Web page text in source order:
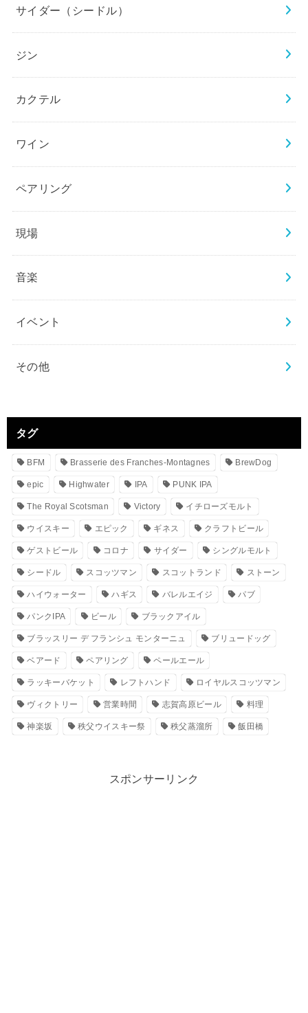
サイダー（シードル）
ジン
カクテル
ワイン
ペアリング
現場
音楽
イベント
その他
タグ
BFM Brasserie des Franches-Montagnes BrewDog
epic Highwater IPA PUNK IPA
The Royal Scotsman Victory イチローズモルト
ウイスキー エピック ギネス クラフトビール
ゲストビール コロナ サイダー シングルモルト
シードル スコッツマン スコットランド ストーン
ハイウォーター ハギス バレルエイジ パブ
パンクIPA ビール ブラックアイル
ブラッスリー デ フランシュ モンターニュ ブリュードッグ
ベアード ペアリング ペールエール
ラッキーバケット レフトハンド ロイヤルスコッツマン
ヴィクトリー 営業時間 志賀高原ビール 料理
神楽坂 秩父ウイスキー祭 秩父蒸溜所 飯田橋
スポンサーリンク